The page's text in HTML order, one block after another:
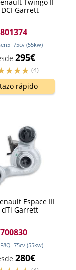
Garrett
801374
75cv (55kw)
295€
(4)
rápido
Espace III
dTi Garrett
700830
75cv (55kw)
280€